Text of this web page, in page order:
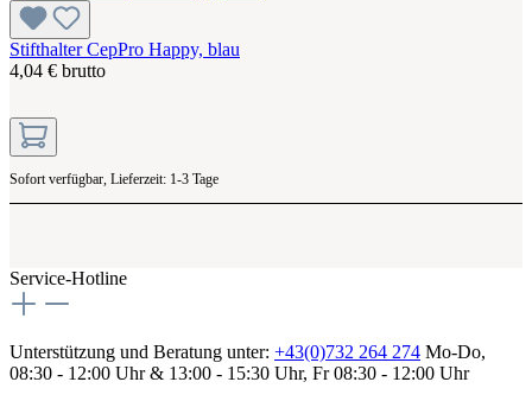
Stifthalter CepPro Happy, blau
4,04 € brutto
Sofort verfügbar, Lieferzeit: 1-3 Tage
Service-Hotline
Unterstützung und Beratung unter: +43(0)732 264 274 Mo-Do,
08:30 - 12:00 Uhr & 13:00 - 15:30 Uhr, Fr 08:30 - 12:00 Uhr